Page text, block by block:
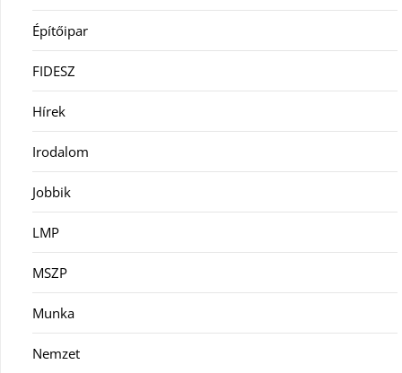
Építőipar
FIDESZ
Hírek
Irodalom
Jobbik
LMP
MSZP
Munka
Nemzet